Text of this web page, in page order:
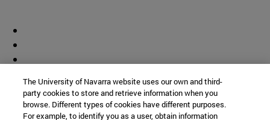
The University of Navarra website uses our own and third-
party cookies to store and retrieve information when you
browse. Different types of cookies have different purposes.
For example, to identify you as a user, obtain information